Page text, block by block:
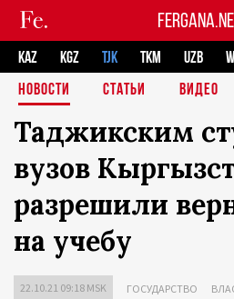
KAZ KGZ TJK TKM UZB
НОВОСТИ
СТАТЬИ ВИДЕО
Таджикским
вузов
разрешили
на учебу
22.10.21 09:18 MSK ГОСУДАРСТВО